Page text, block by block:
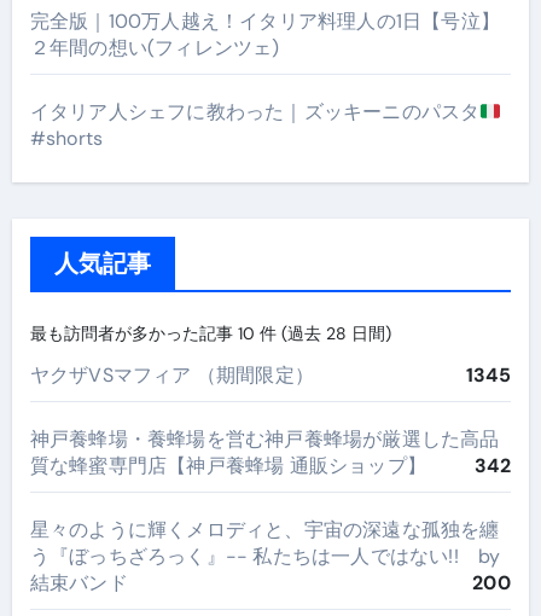
完全版｜100万人越え！イタリア料理人の1日【号泣】
２年間の想い(フィレンツェ)
イタリア人シェフに教わった｜ズッキーニのパスタ
#shorts
人気記事
最も訪問者が多かった記事 10 件 (過去 28 日間)
ヤクザVSマフィア （期間限定） 1345
神戸養蜂場・養蜂場を営む神戸養蜂場が厳選した高品
質な蜂蜜専門店【神戸養蜂場 通販ショップ】
342
星々のように輝くメロディと、宇宙の深遠な孤独を纏
う『ぼっちざろっく』-- 私たちは一人ではない!! by
結束バンド
200